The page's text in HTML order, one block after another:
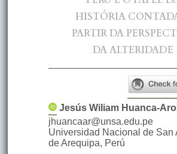
HISTÓRIA
PARTIR DA
DA ALTERIDADE
Jesús Wiliam Huanca-
jhuancaar@unsa.edu.pe
Universidad Nacional de San
de Arequipa, Perú